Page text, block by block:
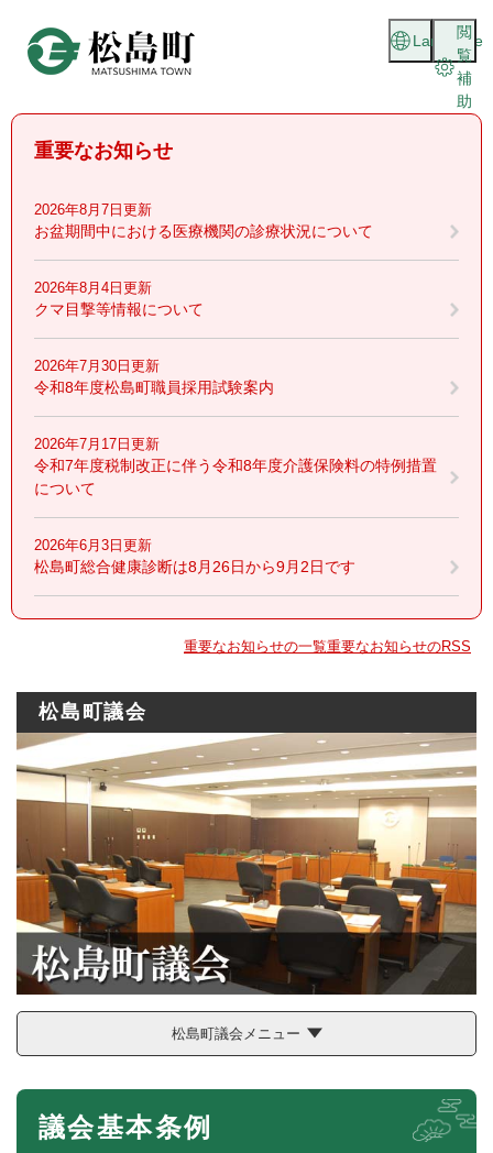
頭
閲
覧
補
助
Language
重要なお知らせ
2026年8月7日更新
お盆期間中における医療機関の診療状況について
2026年8月4日更新
クマ目撃等情報について
2026年7月30日更新
令和8年度松島町職員採用試験案内
2026年7月17日更新
令和7年度税制改正に伴う令和8年度介護保険料の特例措置
について
2026年6月3日更新
松島町総合健康診断は8月26日から9月2日です
重要なお知らせの一覧重要なお知らせのRSS
松島町議会
松島町議会メニュー
本
議会基本条例